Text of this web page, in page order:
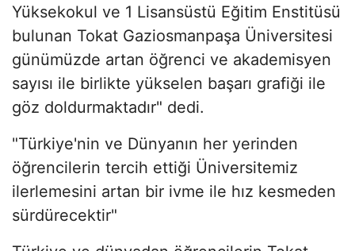
Yüksekokul ve 1 Lisansüstü Eğitim Enstitüsü
bulunan Tokat Gaziosmanpaşa Üniversitesi
günümüzde artan öğrenci ve akademisyen
sayısı ile birlikte yükselen başarı grafiği ile
göz doldurmaktadır" dedi.
"Türkiye'nin ve Dünyanın her yerinden
öğrencilerin tercih ettiği Üniversitemiz
ilerlemesini artan bir ivme ile hız kesmeden
sürdürecektir"